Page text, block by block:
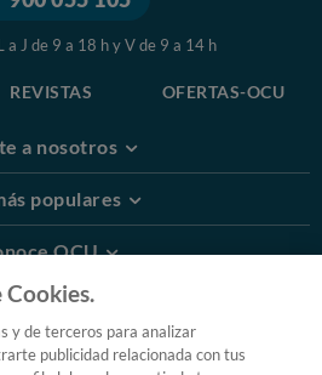
a J de 9 a 18 h y V de 9 a 14 h
REVISTAS OFERTAS-OCU
a nosotros
populares
OCU
© 2026 OCU
y de terceros para analizar
publicidad relacionada con tus